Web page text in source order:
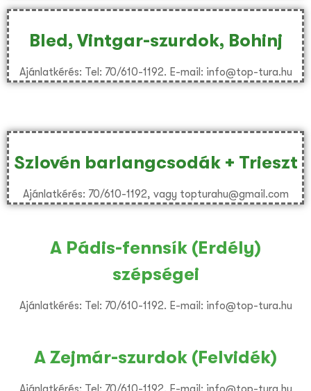
Bled, Vintgar-szurdok, Bohinj
Ajánlatkérés: Tel: 70/610-1192. E-mail: info@top-tura.hu
Szlovén barlangcsodák + Trieszt
Ajánlatkérés: 70/610-1192, vagy topturahu@gmail.com
A Pádis-fennsík (Erdély)
szépségei
Ajánlatkérés: Tel: 70/610-1192. E-mail: info@top-tura.hu
A Zejmár-szurdok (Felvidék)